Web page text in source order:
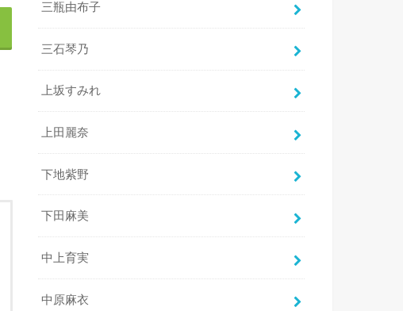
三瓶由布子
三石琴乃
上坂すみれ
上田麗奈
下地紫野
下田麻美
中上育実
中原麻衣